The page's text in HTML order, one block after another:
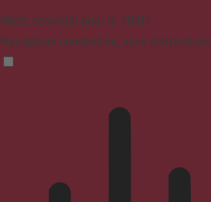
Mode convivial pour le TDAH
Navigation concentrée, sans distractions